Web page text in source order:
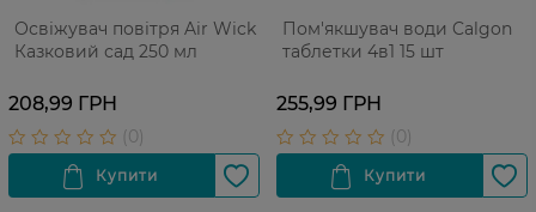
Освіжувач повітря Air Wick
Казковий сад 250 мл
208,99 ГРН
Пом'якшувач води Calgon
таблетки 4в1 15 шт
255,99 ГРН